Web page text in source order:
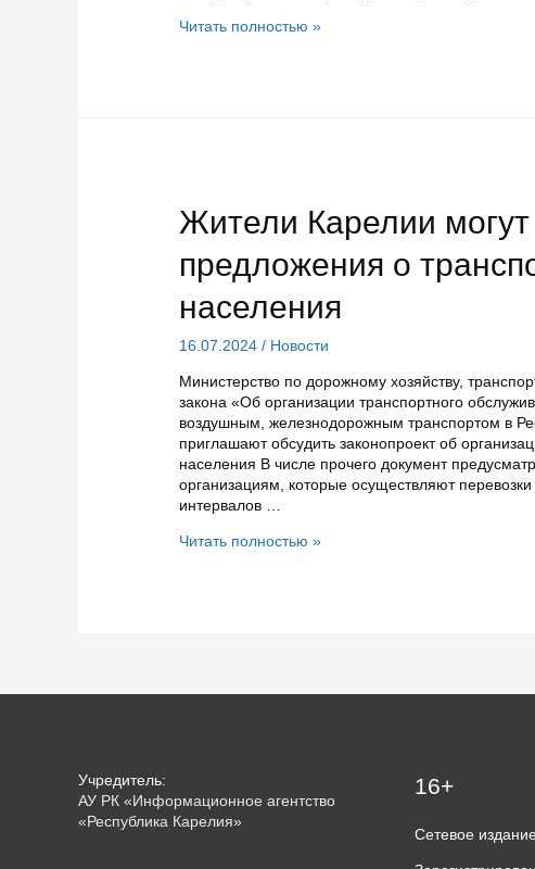
Технопарк
Читать полностью »
Жители Карелии могут
предложения о
населения
16.07.2024 / Новости
Министерство по дорожному хозяйству,
закона «Об организации транспортного
воздушным, железнодорожным транспортом в
приглашают обсудить законопроект об
населения В числе прочего документ
организациям, которые осуществляют
интервалов …
Жители
Читать полностью »
Учредитель:
АУ РК «Информационное агентство
«Республика Карелия»
16+
Сетевое